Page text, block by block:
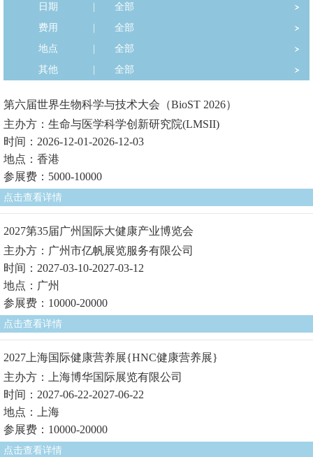
日期
全部
费用
全部
地点
全部
其他
全部
第六届世界生物科学与技术大会（BioST 2026）
主办方：生命与医学科学创新研究院(LMSII)
时间：2026-12-01-2026-12-03
地点：香港
参展费：5000-10000
点击查看详情
2027第35届广州国际大健康产业博览会
主办方：广州市亿帆展览服务有限公司
时间：2027-03-10-2027-03-12
地点：广州
参展费：10000-20000
点击查看详情
2027上海国际健康营养展{HNC健康营养展}
主办方：上海博华国际展览有限公司
时间：2027-06-22-2027-06-22
地点：上海
参展费：10000-20000
点击查看详情